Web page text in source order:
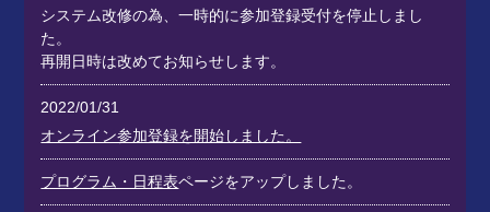
システム改修の為、一時的に参加登録受付を停止しまし
た。
再開日時は改めてお知らせします。
2022/01/31
オンライン参加登録を開始しました。
プログラム・日程表ページをアップしました。